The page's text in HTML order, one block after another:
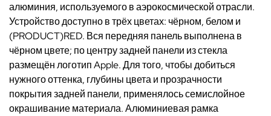
алюминия, используемого в аэрокосмической отрасли.
Устройство доступно в трёх цветах: чёрном, белом и
(PRODUCT)RED. Вся передняя панель выполнена в
чёрном цвете; по центру задней панели из стекла
размещён логотип Apple. Для того, чтобы добиться
нужного оттенка, глубины цвета и прозрачности
покрытия задней панели, применялось семислойное
окрашивание материала. Алюминиевая рамка